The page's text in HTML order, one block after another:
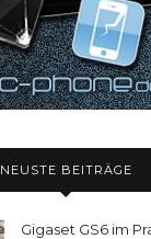
NEUSTE BEITRÄGE
Gigaset GS6 im